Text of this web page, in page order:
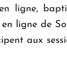
ligne,
en ligne de
aux